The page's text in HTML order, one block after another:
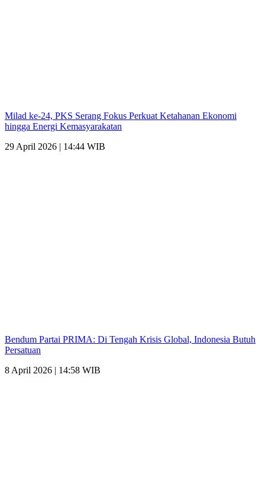
Milad ke-24, PKS Serang Fokus Perkuat Ketahanan Ekonomi
hingga Energi Kemasyarakatan
29 April 2026 | 14:44 WIB
Bendum Partai PRIMA: Di Tengah Krisis Global, Indonesia Butuh
Persatuan
8 April 2026 | 14:58 WIB